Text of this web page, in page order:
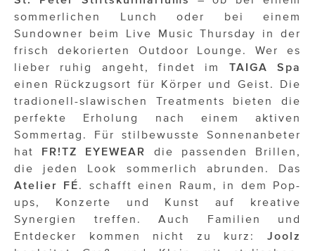
NORMAL
rot weiss rosé
OTTO AM DONAUKANAL
sehen!wutscher
SISTER ACT
Solid & Bold
Susanne Wuest
sommerlichen Lunch oder bei einem
Sundowner beim Live Music Thursday in der
frisch dekorierten Outdoor Lounge. Wer es
lieber ruhig angeht, findet im TAIGA Spa
einen Rückzugsort für Körper und Geist. Die
tradionell-slawischen Treatments bieten die
perfekte Erholung nach einem aktiven
Sommertag. Für stilbewusste Sonnenanbeter
hat FR!TZ EYEWEAR
die passenden Brillen,
die jeden Look sommerlich abrunden. Das
Atelier FÉ. schafft einen Raum, in dem Pop-
ups, Konzerte und Kunst auf kreative
Synergien treffen. Auch Familien und
Entdecker kommen nicht zu kurz: Joolz